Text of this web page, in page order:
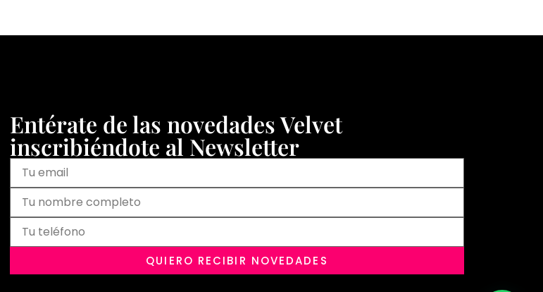
Entérate de las novedades Velvet
inscribiéndote al Newsletter
QUIERO RECIBIR NOVEDADES